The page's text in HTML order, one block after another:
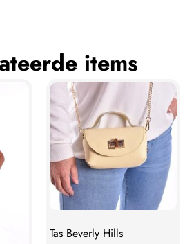
items
Tas Beverly Hills